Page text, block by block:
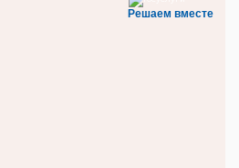
Решаем вместе